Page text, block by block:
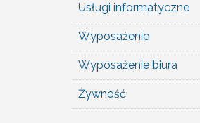
Usługi informatyczne
Wyposażenie
Wyposażenie biura
Żywność